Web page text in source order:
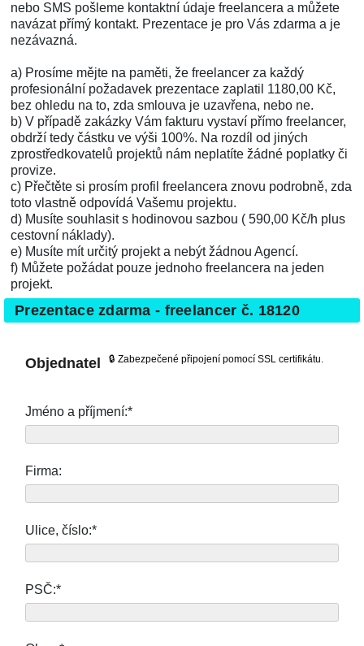
nebo SMS pošleme kontaktní údaje freelancera a můžete
navázat přímý kontakt. Prezentace je pro Vás zdarma a je
nezávazná.
a) Prosíme mějte na paměti, že freelancer za každý
profesionální požadavek prezentace zaplatil 1180,00 Kč,
bez ohledu na to, zda smlouva je uzavřena, nebo ne.
b) V případě zakázky Vám fakturu vystaví přímo freelancer,
obdrží tedy částku ve výši 100%. Na rozdíl od jiných
zprostředkovatelů projektů nám neplatíte žádné poplatky či
provize.
c) Přečtěte si prosím profil freelancera znovu podrobně, zda
toto vlastně odpovídá Vašemu projektu.
d) Musíte souhlasit s hodinovou sazbou ( 590,00 Kč/h plus
cestovní náklady).
e) Musíte mít určitý projekt a nebýt žádnou Agencí.
f) Můžete požádat pouze jednoho freelancera na jeden
projekt.
Prezentace zdarma - freelancer č. 18120
Objednatel 🔒 Zabezpečené připojení pomocí SSL certifikátu.
Jméno a příjmení:*
Firma:
Ulice, číslo:*
PSČ:*